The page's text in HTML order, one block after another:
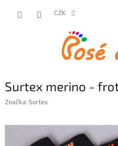
CZK
Surtex merino -
Značka: Surtex